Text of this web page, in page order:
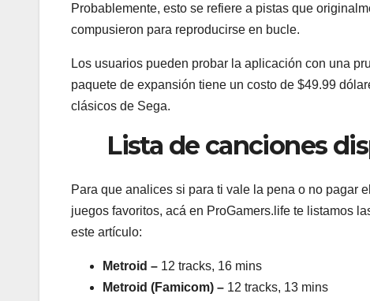
Probablemente, esto se refiere a pistas que
compusieron para reproducirse en bucle.
Los usuarios pueden probar la aplicación con una
paquete de expansión tiene un costo de $49.99
clásicos de Sega.
Lista de canciones
Para que analices si para ti vale la pena o no pagar
juegos favoritos, acá en ProGamers.life te listamos
este artículo:
Metroid – 12 tracks, 16 mins
Metroid (Famicom) – 12 tracks, 13 mins